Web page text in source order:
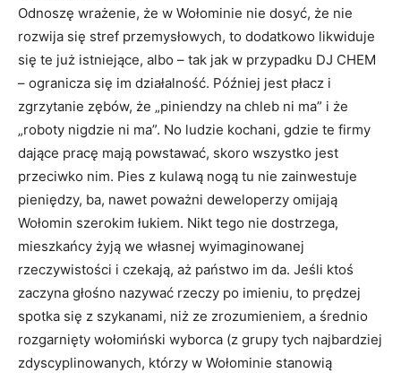
Odnoszę wrażenie, że w Wołominie nie dosyć, że nie
rozwija się stref przemysłowych, to dodatkowo likwiduje
się te już istniejące, albo – tak jak w przypadku DJ CHEM
– ogranicza się im działalność. Później jest płacz i
zgrzytanie zębów, że „piniendzy na chleb ni ma” i że
„roboty nigdzie ni ma”. No ludzie kochani, gdzie te firmy
dające pracę mają powstawać, skoro wszystko jest
przeciwko nim. Pies z kulawą nogą tu nie zainwestuje
pieniędzy, ba, nawet poważni deweloperzy omijają
Wołomin szerokim łukiem. Nikt tego nie dostrzega,
mieszkańcy żyją we własnej wyimaginowanej
rzeczywistości i czekają, aż państwo im da. Jeśli ktoś
zaczyna głośno nazywać rzeczy po imieniu, to prędzej
spotka się z szykanami, niż ze zrozumieniem, a średnio
rozgarnięty wołomiński wyborca (z grupy tych najbardziej
zdyscyplinowanych, którzy w Wołominie stanowią